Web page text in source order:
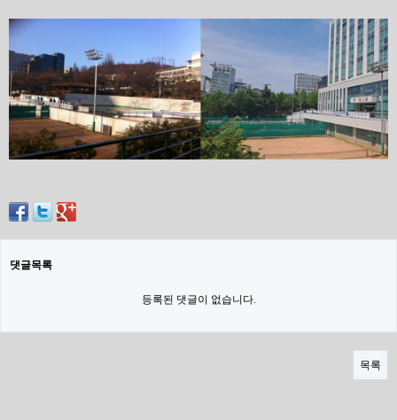
댓글목록
등록된 댓글이 없습니다.
목록